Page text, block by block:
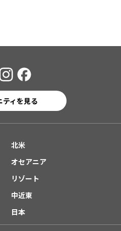
ティを見る
北米
オセアニア
リゾート
中近東
日本